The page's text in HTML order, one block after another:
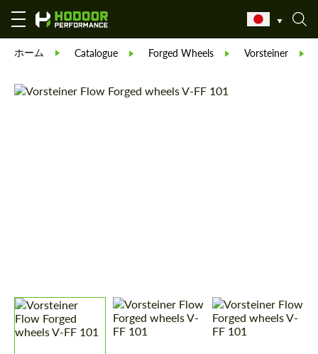
ホーム Catalogue Forged Wheels Vorsteiner